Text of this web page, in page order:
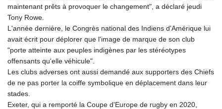
maintenant prêts à provoquer le changement", a déclaré jeudi
Tony Rowe.
L'année dernière, le Congrès national des Indiens d'Amérique lui
avait écrit pour déplorer que l'image de marque de son club
"porte atteinte aux peuples indigènes par les stéréotypes
offensants qu'elle véhicule".
Les clubs adverses ont aussi demandé aux supporters des Chiefs
de ne pas porter la coiffe symbolique en déplacement dans leur
stades.
Exeter, qui a remporté la Coupe d'Europe de rugby en 2020,